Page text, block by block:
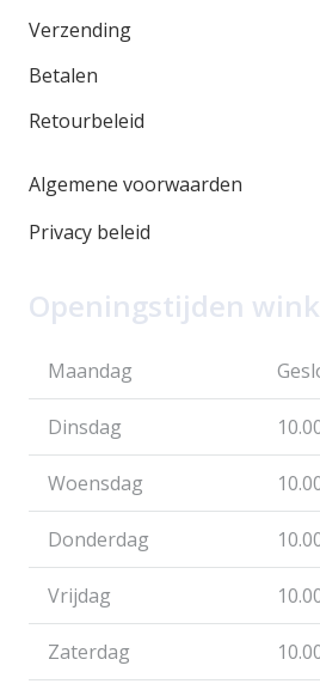
Verzending
Betalen
Retourbeleid
Algemene voorwaarden
Privacy beleid
Openingstijden
Maandag
Dinsdag
Woensdag
Donderdag
Vrijdag
Zaterdag